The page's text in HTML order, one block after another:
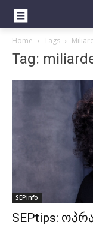
Home Tags
Tag:
SEPinfo
SEPtips: